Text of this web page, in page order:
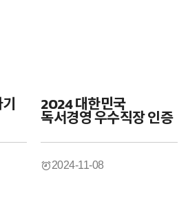
2024 대한민국
독서경영 우수직장 인증
2024-11-08